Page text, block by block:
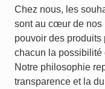
Chez nous, les
sont au cœur de nos
pouvoir des
chacun la possibilité
Notre philosophie
transparence et la